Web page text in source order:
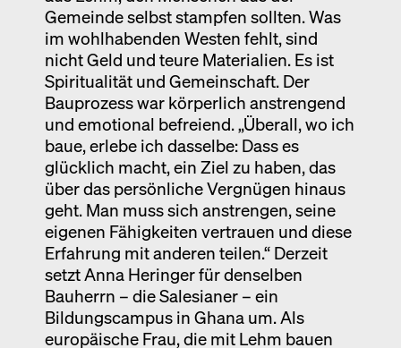
Gemeinde selbst stampfen sollten. Was
im wohlhabenden Westen fehlt, sind
nicht Geld und teure Materialien. Es ist
Spiritualität und Gemeinschaft. Der
Bauprozess war körperlich anstrengend
und emotional befreiend. „Überall, wo ich
baue, erlebe ich dasselbe: Dass es
glücklich macht, ein Ziel zu haben, das
über das persönliche Vergnügen hinaus
geht. Man muss sich anstrengen, seine
eigenen Fähigkeiten vertrauen und diese
Erfahrung mit anderen teilen.“ Derzeit
setzt Anna Heringer für denselben
Bauherrn – die Salesianer – ein
Bildungscampus in Ghana um. Als
europäische Frau, die mit Lehm bauen